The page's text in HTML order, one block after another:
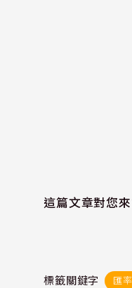
這篇文章對您
標籤關鍵字 匯率